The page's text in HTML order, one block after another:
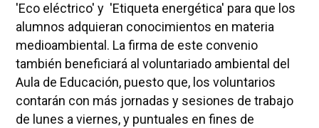
'Eco eléctrico' y 'Etiqueta energética' para que los
alumnos adquieran conocimientos en materia
medioambiental. La firma de este convenio
también beneficiará al voluntariado ambiental del
Aula de Educación, puesto que, los voluntarios
contarán con más jornadas y sesiones de trabajo
de lunes a viernes, y puntuales en fines de